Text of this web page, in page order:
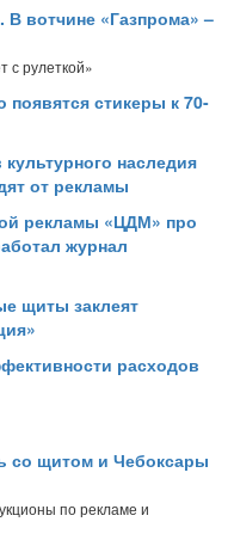
вотчине «Газпрома» –
с рулеткой»
появятся стикеры к 70-
наследия
от рекламы
рекламы «ЦДМ» про
журнал
щиты заклеят
расходов
со щитом и Чебоксары
по рекламе и